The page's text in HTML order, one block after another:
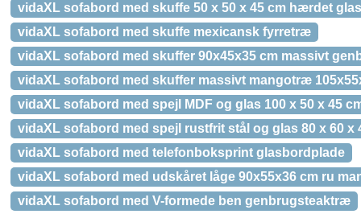
vidaXL sofabord med skuffe 50 x 50 x 45 cm hærdet glas
vidaXL sofabord med skuffe mexicansk fyrretræ
vidaXL sofabord med skuffer 90x45x35 cm massivt
vidaXL sofabord med skuffer massivt mangotræ
vidaXL sofabord med spejl MDF og glas 100 x 50 x 45
vidaXL sofabord med spejl rustfrit stål og glas 80 x 60 x
vidaXL sofabord med telefonboksprint glasbordplade
vidaXL sofabord med udskåret låge 90x55x36 cm ru
vidaXL sofabord med V-formede ben genbrugsteaktræ